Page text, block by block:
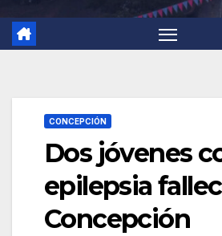
CONCEPCIÓN
Dos jóvenes
epilepsia
Concepción